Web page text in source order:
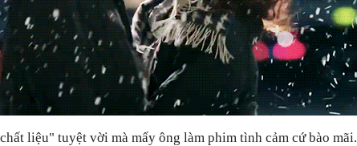
liệu" tuyệt vời mà mấy ông làm phim tình cảm cứ bào mãi.